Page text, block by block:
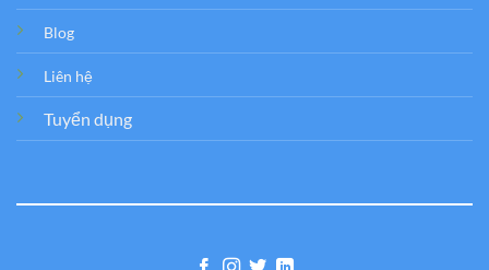
Blog
Liên hệ
Tuyển dụng